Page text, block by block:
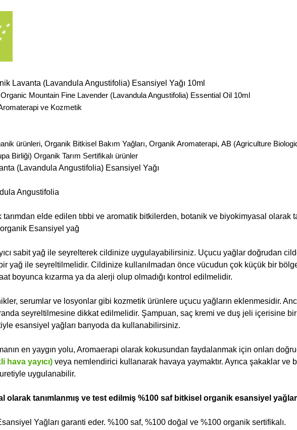
Lavanta (Lavandula Angustifolia) Esansiyel Yağı 10ml
Mountain Fine Lavender (Lavandula Angustifolia) Essential Oil 10ml
ve Kozmetik
ürünleri, Organik Bitkisel Bakım Yağları, Organik Aromaterapi, AB (Agriculture
Birliği) Organik Tarım Sertifikalı ürünler
(Lavandula Angustifolia) Esansiyel Yağı
Angustifolia
tarımdan elde edilen tıbbi ve aromatik bitkilerden, botanik ve biyokimyasal olarak
Esansiyel yağ
sabit yağ ile seyrelterek cildinize uygulayabilirsiniz. Uçucu yağlar doğrudan
yağ ile seyreltilmelidir. Cildinize kullanılmadan önce vücudun çok küçük bir
boyunca kızarma ya da alerji olup olmadığı kontrol edilmelidir.
serumlar ve losyonlar gibi kozmetik ürünlere uçucu yağların eklenmesidir.
seyreltilmesine dikkat edilmelidir. Şampuan, saç kremi ve duş jeli içerisine
esansiyel yağları banyoda da kullanabilirsiniz.
en yaygın yolu, Aromaerapi olarak kokusundan faydalanmak için onları
hava yayıcı) veya nemlendirici kullanarak havaya yaymaktır. Ayrıca şakaklar ve
uygulanabilir.
olarak tanımlanmış ve test edilmiş %100 saf bitkisel organik esansiyel yağlar
Yağları garanti eder. %100 saf, %100 doğal ve %100 organik sertifikalı.